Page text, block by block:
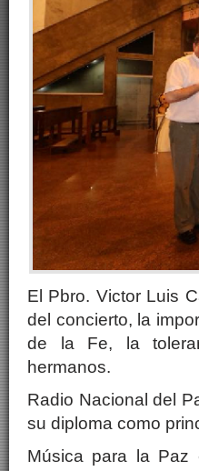
El Pbro. Victor Luis
del concierto, la
de la Fe, la
hermanos.
Radio Nacional del
su diploma como
Música para la Paz